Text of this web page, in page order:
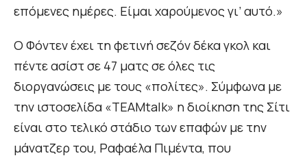
επόμενες ημέρες. Είμαι χαρούμενος γι’ αυτό.»
Ο Φόντεν έχει τη φετινή σεζόν δέκα γκολ και
πέντε ασίστ σε 47 ματς σε όλες τις
διοργανώσεις με τους «πολίτες». Σύμφωνα με
την ιστοσελίδα «TEAMtalk» η διοίκηση της Σίτι
είναι στο τελικό στάδιο των επαφών με την
μάνατζερ του, Ραφαέλα Πιμέντα, που